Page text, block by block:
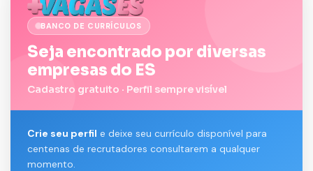
BANCO DE CURRÍCULOS
Seja encontrado por diversas
empresas do ES
Cadastro gratuito · Perfil sempre visível
Crie seu perfil e deixe seu currículo disponível para
centenas de recrutadores consultarem a qualquer
momento.